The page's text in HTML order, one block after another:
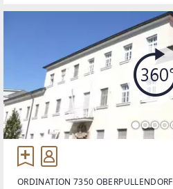
ORDINATION 7350 OBERPULLENDORF